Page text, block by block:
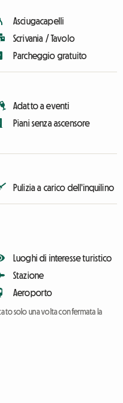
Asciugacapelli
Scrivania / Tavolo
Parcheggio gratuito
Adatto a eventi
Piani senza ascensore
Pulizia a carico dell'inquilino
Luoghi di interesse turistico
Stazione
Aeroporto
solo una volta confermata la